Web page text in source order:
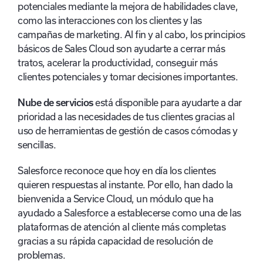
potenciales mediante la mejora de habilidades clave,
como las interacciones con los clientes y las
campañas de marketing. Al fin y al cabo, los principios
básicos de Sales Cloud son ayudarte a cerrar más
tratos, acelerar la productividad, conseguir más
clientes potenciales y tomar decisiones importantes.
Nube de serviciosestá disponible para ayudarte a dar
prioridad a las necesidades de tus clientes gracias al
uso de herramientas de gestión de casos cómodas y
sencillas.
Salesforce reconoce que hoy en día los clientes
quieren respuestas al instante. Por ello, han dado la
bienvenida a Service Cloud, un módulo que ha
ayudado a Salesforce a establecerse como una de las
plataformas de atención al cliente más completas
gracias a su rápida capacidad de resolución de
problemas.